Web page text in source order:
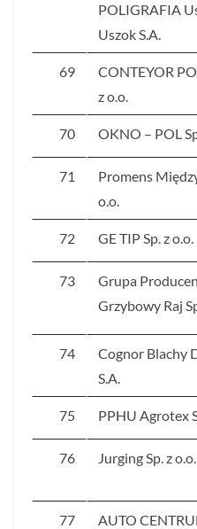
POLIGRAFIA
Uszok S.A.
69
CONTEYOR
z o.o.
70 OKNO – POL
71
Promens
o.o.
72 GE TIP Sp. z o.o.
73
Grupa
Grzybowy Raj
74
Cognor Blachy
S.A.
75 PPHU Agrotex
76 Jurging Sp. z o.o.
77
AUTO